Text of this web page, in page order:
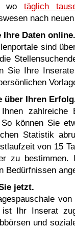
wo täglich
nach
Ihre Daten online.
sind
Sie Ihre
über Ihren
zahlreiche
können Sie
Statistik
von 15
zu
Bedürfnissen
jetzt.
Ihr Inserat
und